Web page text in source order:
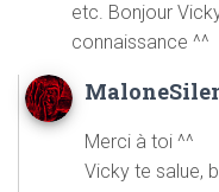
etc. Bonjour
connaissance ^^
Merci à toi ^^
Vicky te salue,